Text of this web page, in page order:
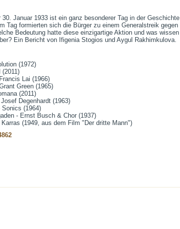
Januar 1933 ist ein ganz besonderer Tag in der Geschichte
Tag formierten sich die Bürger zu einem Generalstreik gegen
Bedeutung hatte diese einzigartige Aktion und was wissen
Ein Bericht von Ifigenia Stogios und Aygul Rakhimkulova.
(1972)
Lai (1966)
Green (1965)
(2011)
Degenhardt (1963)
(1964)
- Ernst Busch & Chor (1937)
(1949, aus dem Film "Der dritte Mann")